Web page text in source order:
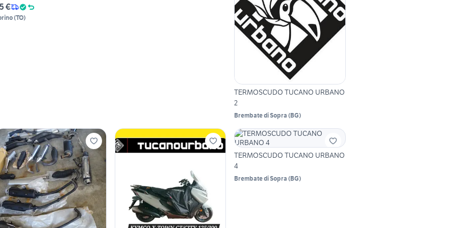
€
(TO)
TERMOSCUDO TUCANO URBANO
2
Brembate di Sopra (BG)
TERMOSCUDO TUCANO URBANO
4
Brembate di Sopra (BG)